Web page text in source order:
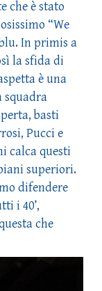
che è stato
“We
In primis a
la sfida di
è una
squadra
basti
Pucci e
calca questi
superiori.
difendere
i 40’,
che